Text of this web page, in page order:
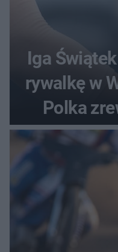
Iga
rywalkę w
Polka